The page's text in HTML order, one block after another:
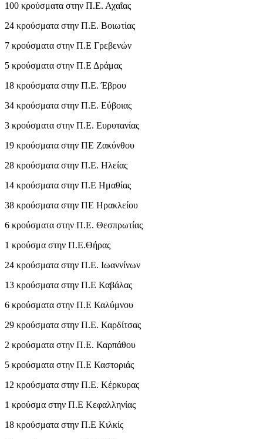
100 κρούσματα στην Π.Ε. Αχαΐας
24 κρούσματα στην Π.Ε. Βοιωτίας
7 κρούσματα στην Π.Ε Γρεβενών
5 κρούσματα στην Π.Ε Δράμας
18 κρούσματα στην Π.Ε. Έβρου
34 κρούσματα στην Π.Ε. Εύβοιας
3 κρούσματα στην Π.Ε. Ευρυτανίας
19 κρούσματα στην ΠΕ Ζακύνθου
28 κρούσματα στην Π.Ε. Ηλείας
14 κρούσματα στην Π.Ε Ημαθίας
38 κρούσματα στην ΠΕ Ηρακλείου
6 κρούσματα στην Π.Ε. Θεσπρωτίας
1 κρούσμα στην Π.Ε.Θήρας
24 κρούσματα στην Π.Ε. Ιωαννίνων
13 κρούσματα στην Π.Ε Καβάλας
6 κρούσματα στην Π.Ε Καλύμνου
29 κρούσματα στην Π.Ε. Καρδίτσας
2 κρούσματα στην Π.Ε. Καρπάθου
5 κρούσματα στην Π.Ε Καστοριάς
12 κρούσματα στην Π.Ε. Κέρκυρας
1 κρούσμα στην Π.Ε Κεφαλληνίας
18 κρούσματα στην Π.Ε Κιλκίς